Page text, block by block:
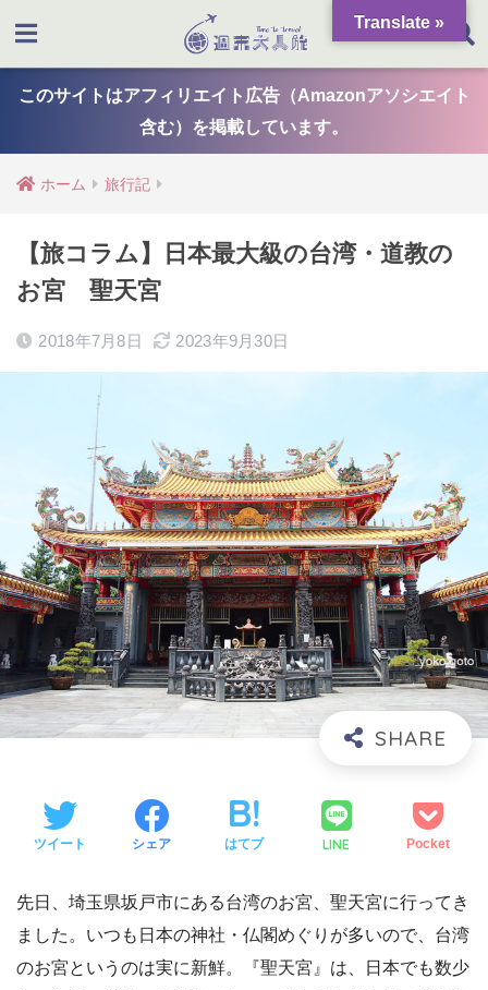
このサイトはアフィリエイト広告（Amazonアソシエイト
含む）を掲載しています。
ホーム 旅行記
【旅コラム】日本最大級の台湾・道教の
お宮 聖天宮
2018年7月8日 2023年9月30日
ツイート シェア はてブ LINE Pocket
先日、埼玉県坂戸市にある台湾のお宮、聖天宮に行ってき
ました。いつも日本の神社・仏閣めぐりが多いので、台湾
のお宮というのは実に新鮮。『聖天宮』は、日本でも数少
Translate »